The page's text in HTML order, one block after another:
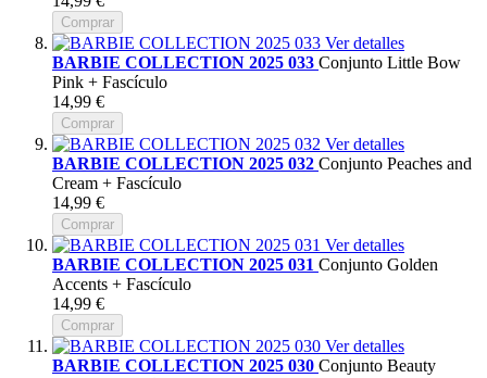
Comprar
Ver detalles
BARBIE COLLECTION 2025 033 Conjunto Little Bow
Pink + Fascículo
14,99 €
Comprar
Ver detalles
BARBIE COLLECTION 2025 032 Conjunto Peaches and
Cream + Fascículo
14,99 €
Comprar
Ver detalles
BARBIE COLLECTION 2025 031 Conjunto Golden
Accents + Fascículo
14,99 €
Comprar
Ver detalles
BARBIE COLLECTION 2025 030 Conjunto Beauty